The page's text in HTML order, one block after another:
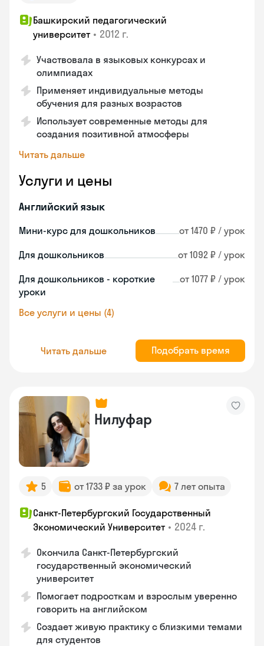
Башкирский педагогический
университет • 2012 г.
Участвовала в языковых конкурсах и
олимпиадах
Применяет индивидуальные методы
обучения для разных возрастов
Использует современные методы для
создания позитивной атмосферы
Читать дальше
Услуги и цены
Английский язык
Мини-курс для дошкольников от 1470 ₽ / урок
Для дошкольников от 1092 ₽ / урок
Для дошкольников - короткие
уроки
от 1077 ₽ / урок
Все услуги и цены (4)
Читать дальше Подобрать время
Нилуфар
5 от 1733 ₽ за урок 7 лет опыта
Санкт-Петербургский Государственный
Экономический Университет • 2024 г.
Окончила Санкт-Петербургский
государственный экономический
университет
Помогает подросткам и взрослым уверенно
говорить на английском
Создает живую практику с близкими темами
для студентов